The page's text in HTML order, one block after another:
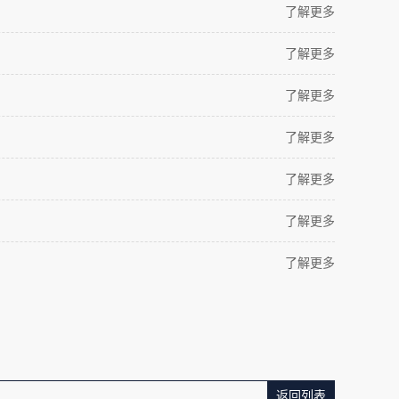
了解更多
了解更多
了解更多
了解更多
了解更多
了解更多
了解更多
返回列表